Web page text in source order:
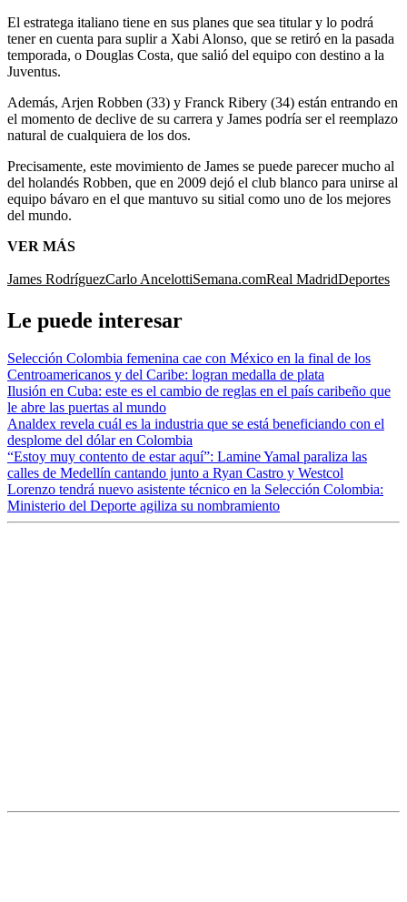
El estratega italiano tiene en sus planes que sea titular y lo podrá
tener en cuenta para suplir a Xabi Alonso, que se retiró en la pasada
temporada, o Douglas Costa, que salió del equipo con destino a la
Juventus.
Además, Arjen Robben (33) y Franck Ribery (34) están entrando en
el momento de declive de su carrera y James podría ser el reemplazo
natural de cualquiera de los dos.
Precisamente, este movimiento de James se puede parecer mucho al
del holandés Robben, que en 2009 dejó el club blanco para unirse al
equipo bávaro en el que mantuvo su sitial como uno de los mejores
del mundo.
VER MÁS
James RodríguezCarlo AncelottiSemana.comReal MadridDeportes
Le puede interesar
Selección Colombia femenina cae con México en la final de los
Centroamericanos y del Caribe: logran medalla de plata
Ilusión en Cuba: este es el cambio de reglas en el país caribeño que
le abre las puertas al mundo
Analdex revela cuál es la industria que se está beneficiando con el
desplome del dólar en Colombia
“Estoy muy contento de estar aquí”: Lamine Yamal paraliza las
calles de Medellín cantando junto a Ryan Castro y Westcol
Lorenzo tendrá nuevo asistente técnico en la Selección Colombia:
Ministerio del Deporte agiliza su nombramiento